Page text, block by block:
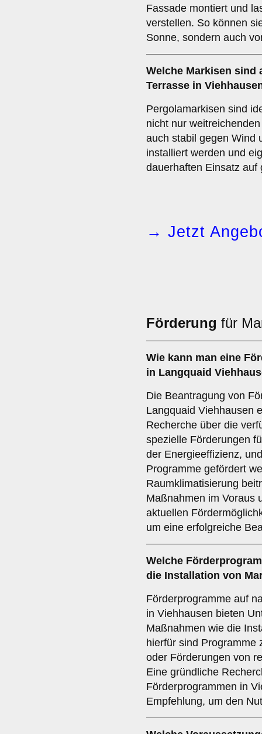
Fassade montiert und
verstellen. So können
Sonne, sondern auch
Welche Markisen sind
Terrasse in
Pergolamarkisen sind
nicht nur
auch stabil gegen Wind
installiert werden und
dauerhaften Einsatz
→ Jetzt
Förderung für
Wie kann man eine
in Langquaid
Die Beantragung von
Langquaid Viehhausen
Recherche über die
spezielle Förderungen
der Energieeffizienz,
Programme gefördert
Raumklimatisierung
Maßnahmen im Voraus
aktuellen
um eine erfolgreiche
Welche
die Installation von
Förderprogramme auf
in Viehhausen bieten
Maßnahmen wie die
hierfür sind Programme
oder Förderungen von
Eine gründliche
Förderprogrammen in
Empfehlung, um den